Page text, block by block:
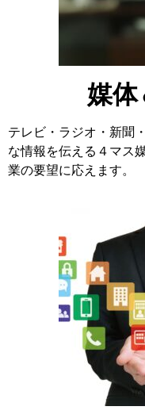
媒
テレビ・ラジオ・新聞
な情報を伝える４マス
業の要望に応えます。